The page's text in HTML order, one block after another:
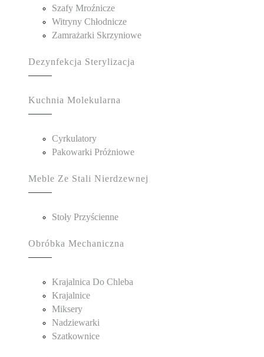
Szafy Mroźnicze
Witryny Chłodnicze
Zamrażarki Skrzyniowe
Dezynfekcja Sterylizacja
Kuchnia Molekularna
Cyrkulatory
Pakowarki Próżniowe
Meble Ze Stali Nierdzewnej
Stoły Przyścienne
Obróbka Mechaniczna
Krajalnica Do Chleba
Krajalnice
Miksery
Nadziewarki
Szatkownice